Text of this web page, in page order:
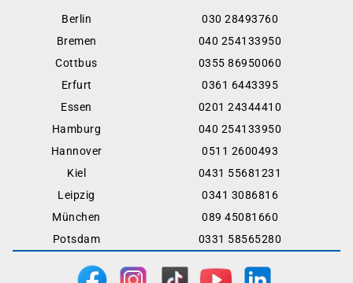
Berlin
030 28493760
Bremen
040 254133950
Cottbus
0355 86950060
Erfurt
0361 6443395
Essen
0201 24344410
Hamburg
040 254133950
Hannover
0511 2600493
Kiel
0431 55681231
Leipzig
0341 3086816
München
089 45081660
Potsdam
0331 58565280